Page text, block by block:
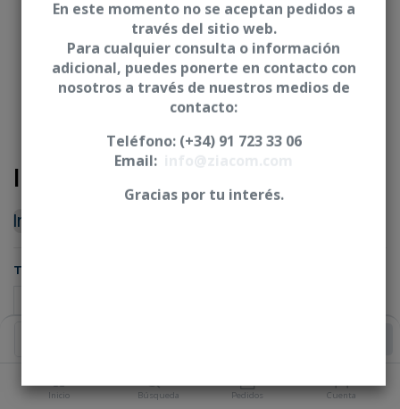
Inicio Búsqueda Pedidos Cuenta
Implante dental ZM1
Iniciar sesión
TRATAMIENTO
En este momento no se aceptan pedidos a
través del sitio web.
Para cualquier consulta o información
adicional, puedes ponerte en contacto con
nosotros a través de nuestros medios de
contacto:
Teléfono: (+34) 91 723 33 06
Email:
Gracias por tu interés.